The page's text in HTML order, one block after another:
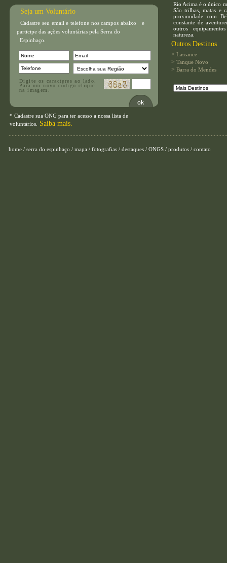
Seja um Voluntário
Cadastre seu email e telefone nos campos abaixo e
participe das ações voluntárias pela Serra do
Espinhaço.
Digite os caracteres ao lado.
Para um novo código clique
na imagem.
* Cadastre sua ONG para ter acesso a nossa lista de
voluntários.
Saiba mais.
Rio Acima é o único
São trilhas, matas e
proximidade com
constante de
outros
natureza.
Outros Destinos
> Lassance
> Tanque Novo
> Barra do Mendes
home / serra do espinhaço / mapa / fotografias / destaques / ONGS / produtos / contato